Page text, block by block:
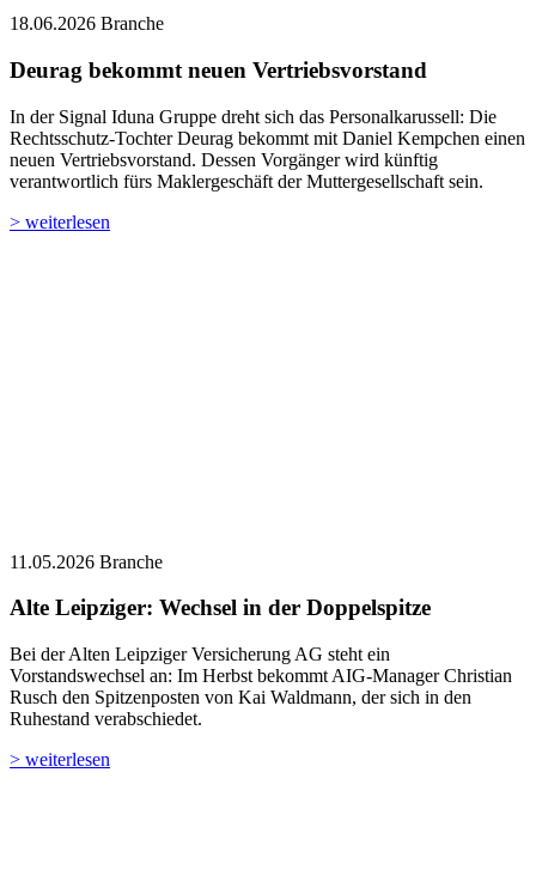
18.06.2026 Branche
Deurag bekommt neuen Vertriebsvorstand
In der Signal Iduna Gruppe dreht sich das Personalkarussell: Die
Rechtsschutz-Tochter Deurag bekommt mit Daniel Kempchen einen
neuen Vertriebsvorstand. Dessen Vorgänger wird künftig
verantwortlich fürs Maklergeschäft der Muttergesellschaft sein.
> weiterlesen
11.05.2026 Branche
Alte Leipziger: Wechsel in der Doppelspitze
Bei der Alten Leipziger Versicherung AG steht ein
Vorstandswechsel an: Im Herbst bekommt AIG-Manager Christian
Rusch den Spitzenposten von Kai Waldmann, der sich in den
Ruhestand verabschiedet.
> weiterlesen